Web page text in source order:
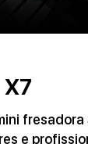
fresadora
e